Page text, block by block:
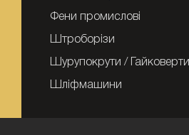
Фени промислові
Штроборізи
Шурупокрути / Гайковерти
Шліфмашини